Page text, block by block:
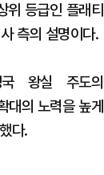
등급인 플래티
측의 설명이다.
왕실 주도의
의 노력을 높게
다.